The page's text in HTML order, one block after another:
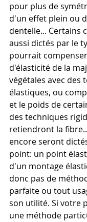
pour plus de
d'un effet plein ou
dentelle... Certains
aussi dictés par le
pourrait
d'élasticité de la
végétales avec des
élastiques, ou
et le poids de
des techniques
retiendront la
encore seront
point: un point
d'un montage
donc pas de
parfaite ou tout
son utilité. Si votre
une méthode